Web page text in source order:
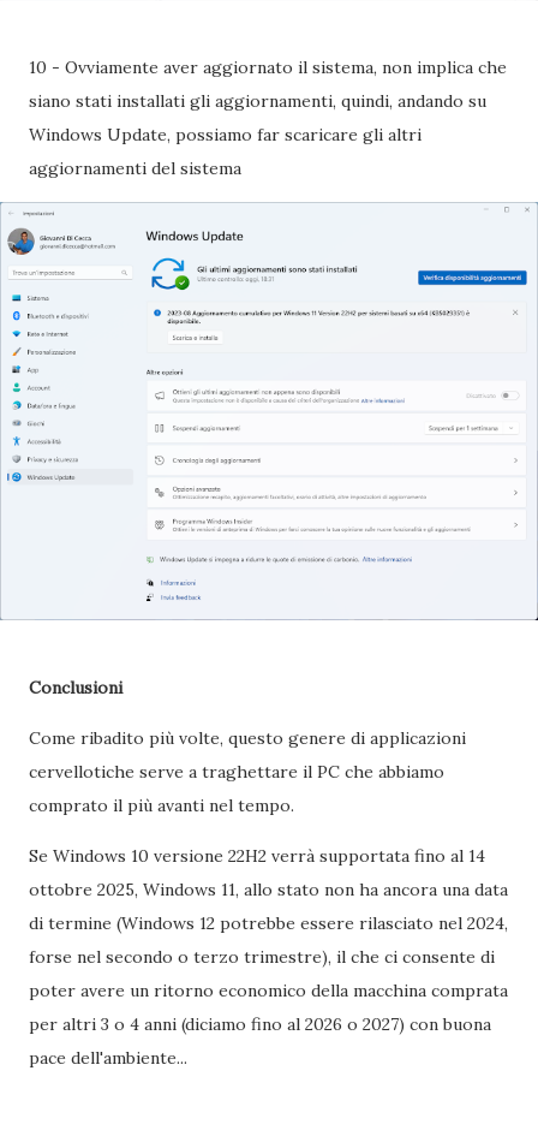
10 - Ovviamente aver aggiornato il sistema, non implica che
siano stati installati gli aggiornamenti, quindi, andando su
Windows Update, possiamo far scaricare gli altri
aggiornamenti del sistema
Conclusioni
Come ribadito più volte, questo genere di applicazioni
cervellotiche serve a traghettare il PC che abbiamo
comprato il più avanti nel tempo.
Se Windows 10 versione 22H2 verrà supportata fino al 14
ottobre 2025, Windows 11, allo stato non ha ancora una data
di termine (Windows 12 potrebbe essere rilasciato nel 2024,
forse nel secondo o terzo trimestre), il che ci consente di
poter avere un ritorno economico della macchina comprata
per altri 3 o 4 anni (diciamo fino al 2026 o 2027) con buona
pace dell'ambiente...